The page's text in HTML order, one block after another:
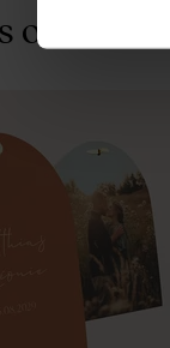
jaune pâle (30
ont aussi